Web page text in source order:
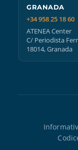
GRANADA
+34 958 25 18 60
ATENEA Center
C/ Periodista
18014, Granada